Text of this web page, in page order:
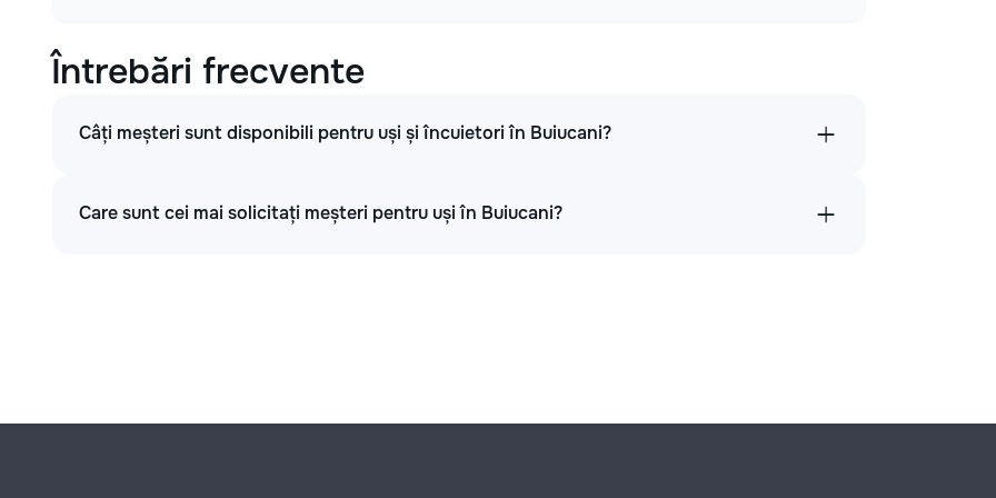
Întrebări frecvente
Câți meșteri sunt disponibili pentru uși și încuietori în Buiucani?
Care sunt cei mai solicitați meșteri pentru uși în Buiucani?